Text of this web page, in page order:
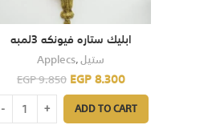
ابليك ستاره فيونكه 3لمبه
Applecs,ستيل
EGP9.850EGP8.300
ADD TO CART